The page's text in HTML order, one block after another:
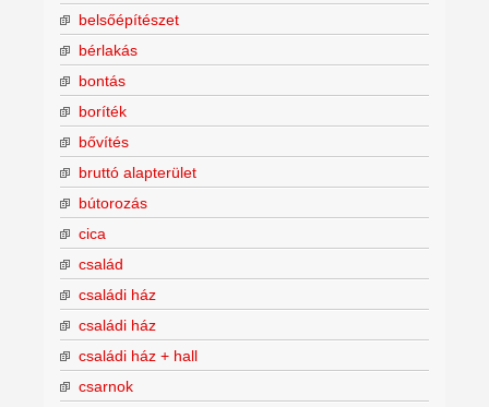
belsőépítészet
bérlakás
bontás
boríték
bővítés
bruttó alapterület
bútorozás
cica
család
családi ház
családi ház
családi ház + hall
csarnok